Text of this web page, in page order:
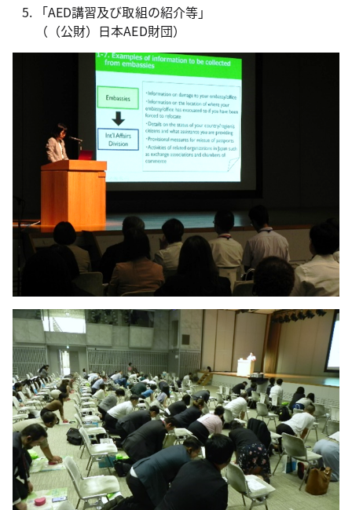
「AED講習及び取組の紹介等」
（（公財）日本AED財団）